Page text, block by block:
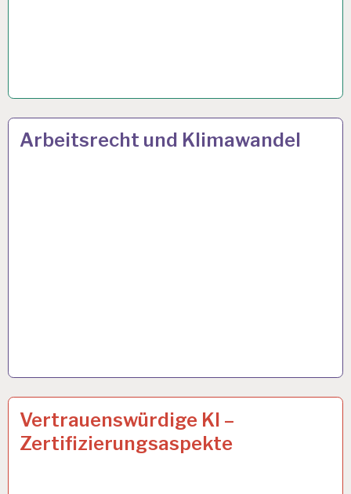
12-
STUNDEN-
Arbeitsrecht und Klimawandel
26 JULI 2023
ARBEITSANALYSE…
Vertrauenswürdige KI –
Zertifizierungsaspekte
21 JUNI 2023